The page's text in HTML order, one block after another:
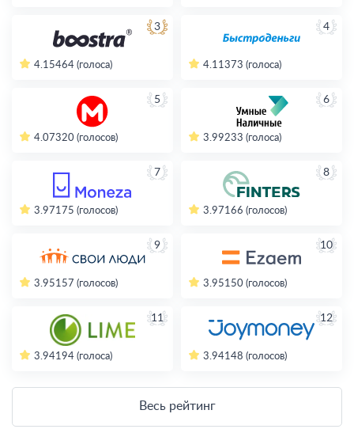
3
4.15464 (голоса)
4
4.11 373 (голоса)
5
4.07320 (голосов)
6
3.99233 (голоса)
7
3.97175 (голосов)
8
3.97166 (голосов)
9
3.95157 (голосов)
10
3.95150 (голосов)
11
3.94194 (голоса)
12
3.94148 (голосов)
Весь рейтинг